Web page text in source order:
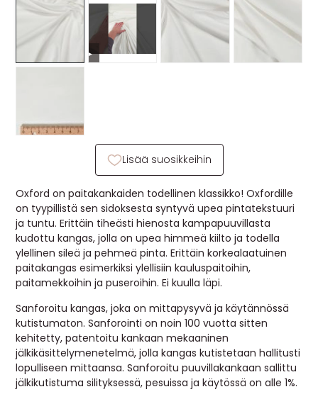
YLEISKANKAAT
LISENSOIDUT KANKAAT
MUUT
OHJEITA
USEIN KYSYTTYÄ
OTA YHTEYTTÄ
Oxford on paitakankaiden todellinen klassikko! Oxfordille
on tyypillistä sen sidoksesta syntyvä upea pintatekstuuri
ja tuntu. Erittäin tiheästi hienosta kampapuuvillasta
kudottu kangas, jolla on upea himmeä kiilto ja todella
ylellinen sileä ja pehmeä pinta. Erittäin korkealaatuinen
paitakangas esimerkiksi ylellisiin kauluspaitoihin,
paitamekkoihin ja puseroihin. Ei kuulla läpi.
Sanforoitu kangas, joka on mittapysyvä ja käytännössä
kutistumaton. Sanforointi on noin 100 vuotta sitten
kehitetty, patentoitu kankaan mekaaninen
jälkikäsittelymenetelmä, jolla kangas kutistetaan hallitusti
lopulliseen mittaansa. Sanforoitu puuvillakankaan sallittu
jälkikutistuma silityksessä, pesuissa ja käytössä on alle 1%.
▶
Lisää suosikkeihin